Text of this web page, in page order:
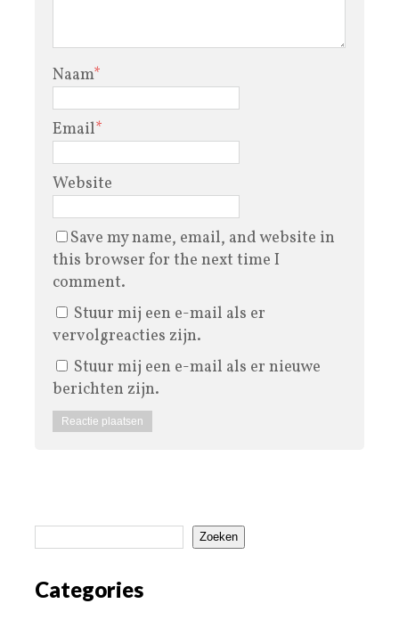
Naam*
Email*
Website
Save my name, email, and website in
this browser for the next time I
comment.
Stuur mij een e-mail als er
vervolgreacties zijn.
Stuur mij een e-mail als er nieuwe
berichten zijn.
Zoeken
Categories